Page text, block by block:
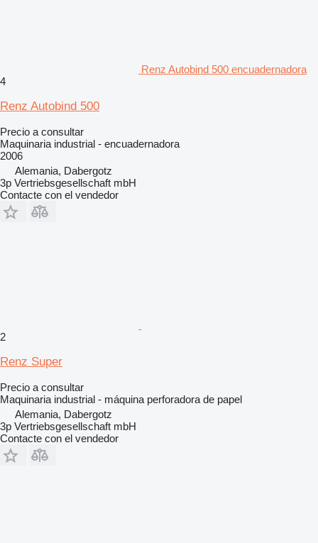
Renz Autobind 500 encuadernadora
4
Renz Autobind 500
Precio a consultar
Maquinaria industrial - encuadernadora
2006
Alemania, Dabergotz
3p Vertriebsgesellschaft mbH
Contacte con el vendedor
2
Renz Super
Precio a consultar
Maquinaria industrial - máquina perforadora de papel
Alemania, Dabergotz
3p Vertriebsgesellschaft mbH
Contacte con el vendedor